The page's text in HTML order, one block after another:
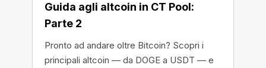
Guida agli altcoin in CT Pool:
Parte 2
Pronto ad andare oltre Bitcoin? Scopri i
principali altcoin — da DOGE a USDT — e